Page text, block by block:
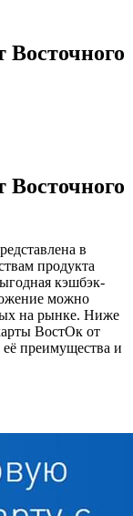
Восточного
Восточного
в
продукта
кэшбэк-
можно
на рынке. Ниже
ВостОк от
преимущества и